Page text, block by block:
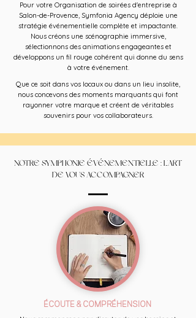
Pour votre Organisation de soirées d'entreprise à
Salon-de-Provence, Symfonia Agency déploie une
stratégie événementielle complète et impactante.
Nous créons une scénographie immersive,
sélectionnons des animations engageantes et
développons un fil rouge cohérent qui donne du sens
à votre événement.
Que ce soit dans vos locaux ou dans un lieu insolite,
nous concevons des moments marquants qui font
rayonner votre marque et créent de véritables
souvenirs pour vos collaborateurs.
NOTRE SYMPHONIE ÉVÉNEMENTIELLE : L'ART
DE VOUS ACCOMPAGNER
ÉCOUTE & COMPRÉHENSION